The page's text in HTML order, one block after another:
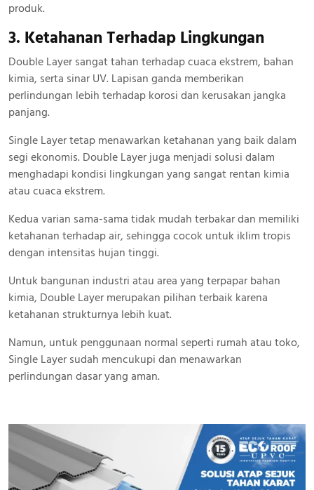
produk.
3. Ketahanan Terhadap Lingkungan
Double Layer sangat tahan terhadap cuaca ekstrem, bahan
kimia, serta sinar UV. Lapisan ganda memberikan
perlindungan lebih terhadap korosi dan kerusakan jangka
panjang.
Single Layer tetap menawarkan ketahanan yang baik dalam
segi ekonomis. Double Layer juga menjadi solusi dalam
menghadapi kondisi lingkungan yang sangat rentan kimia
atau cuaca ekstrem.
Kedua varian sama-sama tidak mudah terbakar dan memiliki
ketahanan terhadap air, sehingga cocok untuk iklim tropis
dengan intensitas hujan tinggi.
Untuk bangunan industri atau area yang terpapar bahan
kimia, Double Layer merupakan pilihan terbaik karena
ketahanan strukturnya lebih kuat.
Namun, untuk penggunaan normal seperti rumah atau toko,
Single Layer sudah mencukupi dan menawarkan
perlindungan dasar yang aman.